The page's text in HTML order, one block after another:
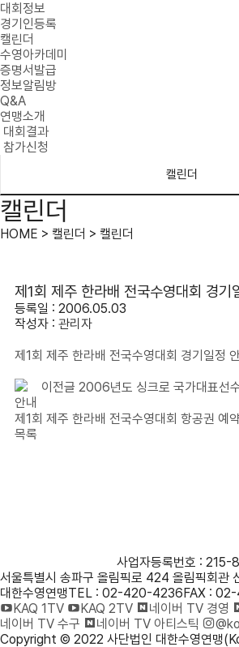
대회정보
경기인등록
캘린더
수영아카데미
증명서발급
정보알림방
Q&A
연맹소개
대회결과
참가신청
캘린더
캘린더
HOME > 캘린더 > 캘린더
제1회 제주 한라배 전국수영대회 경기
등록일 : 2006.05.03
작성자 : 관리자
제1회 제주 한라배 전국수영대회 경기일정
이전글 2006년도 싱크로 국가대표선
안내
제1회 제주 한라배 전국수영대회 항공권 예
목록
사업자등록번호 : 215-
서울특별시 송파구 올림픽로 424 올림픽회관
대한수영연맹TEL : 02-420-4236FAX :
KAQ 1TV
KAQ 2TV 네이버 TV 경영
네이버 TV 수구
네이버 TV 아티스틱
Copyright © 2022 사단법인 대한수영연맹